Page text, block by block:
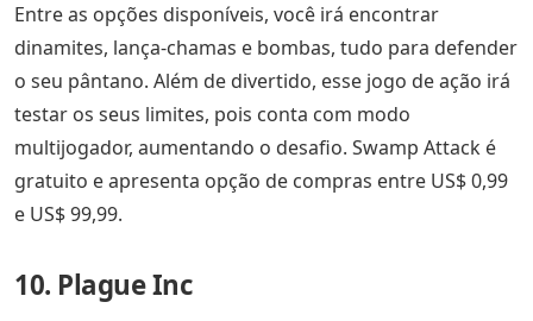
Entre as opções disponíveis, você irá encontrar
dinamites, lança-chamas e bombas, tudo para defender
o seu pântano. Além de divertido, esse jogo de ação irá
testar os seus limites, pois conta com modo
multijogador, aumentando o desafio. Swamp Attack é
gratuito e apresenta opção de compras entre US$ 0,99
e US$ 99,99.
10. Plague Inc